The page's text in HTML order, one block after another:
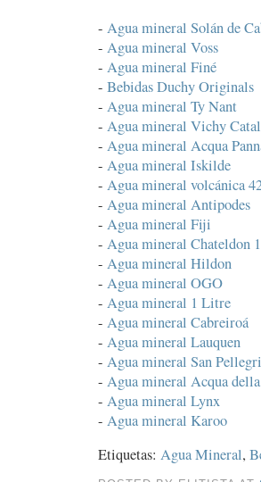
- Agua mineral Solán de
- Agua mineral Voss
- Agua mineral Finé
- Bebidas Duchy Originals
- Agua mineral Ty Nant
- Agua mineral Vichy
- Agua mineral Acqua
- Agua mineral Iskilde
- Agua mineral volcánica
- Agua mineral Antipodes
- Agua mineral Fiji
- Agua mineral Chateldon
- Agua mineral Hildon
- Agua mineral OGO
- Agua mineral 1 Litre
- Agua mineral Cabreiroá
- Agua mineral Lauquen
- Agua mineral San
- Agua mineral Acqua
- Agua mineral Lynx
- Agua mineral Karoo
Etiquetas: Agua Mineral,